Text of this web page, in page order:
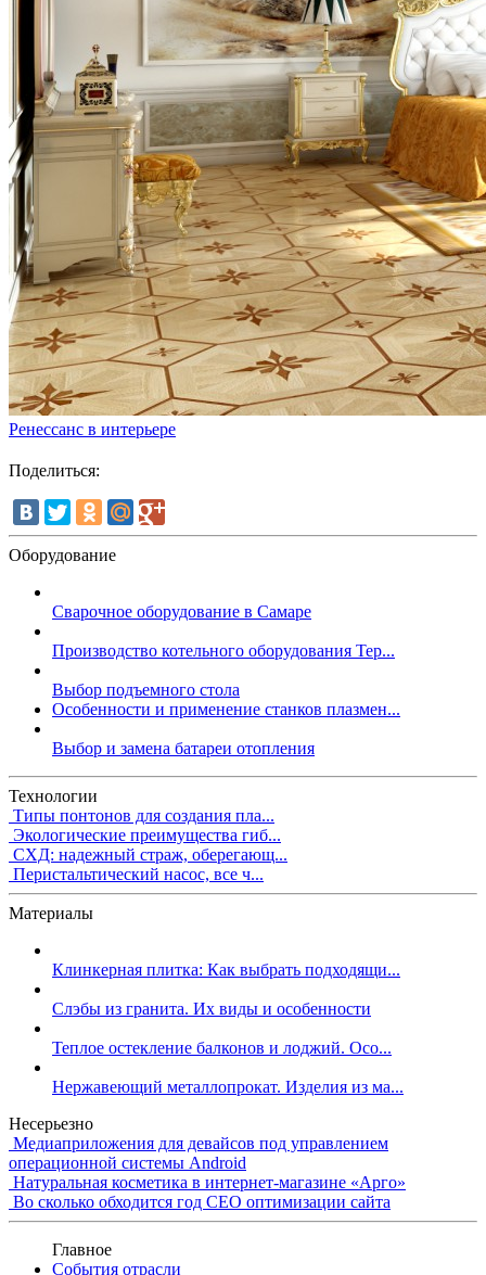
Ренессанс в интерьере
Поделиться:
Оборудование
Сварочное оборудование в Самаре
Производство котельного оборудования Тер...
Выбор подъемного стола
Особенности и применение станков плазмен...
Выбор и замена батареи отопления
Технологии
Типы понтонов для создания пла...
Экологические преимущества гиб...
СХД: надежный страж, оберегающ...
Перистальтический насос, все ч...
Материалы
Клинкерная плитка: Как выбрать подходящи...
Слэбы из гранита. Их виды и особенности
Теплое остекление балконов и лоджий. Осо...
Нержавеющий металлопрокат. Изделия из ма...
Несерьезно
Медиаприложения для девайсов под управлением
операционной системы Android
Натуральная косметика в интернет-магазине «Арго»
Во сколько обходится год СЕО оптимизации сайта
Главное
События отрасли